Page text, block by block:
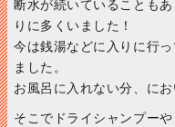
断水が続いていることも
りに多くいました！
今は銭湯などに入りに行
ました。
お風呂に入れない分、に
そこでドライシャンプー